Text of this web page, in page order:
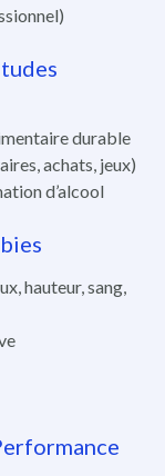
durable
achats, jeux)
d’alcool
hauteur, sang,